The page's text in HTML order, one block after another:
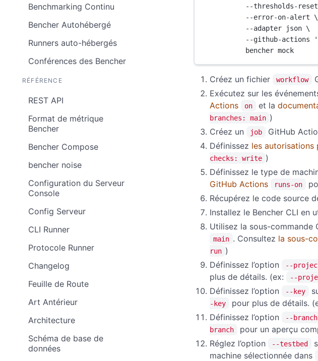
Benchmarking Continu
Bencher Autohébergé
Runners auto-hébergés
Conférences des Bencher
RÉFÉRENCE
REST API
Format de métrique
Bencher
Bencher Compose
bencher noise
Configuration du Serveur
Console
Config Serveur
CLI Runner
Protocole Runner
Changelog
Feuille de Route
Art Antérieur
Architecture
Schéma de base de
données
--thresholds-
--error-on-alert \
--adapter json \
--github-actions
bencher mock
Créez un fichier workflow
Exécutez sur les
Actions
on et la
branches: main )
Créez un
job GitHub
Définissez les autorisations
checks: write )
Définissez le type de
GitHub Actions
runs-on
Récupérez le code source
Installez le Bencher CLI en
Utilisez la sous-commande
main . Consultez la sous-
run )
Définissez l’option
--
plus de détails. (ex:
--
Définissez l’option
--key
-key
pour plus de détails.
Définissez l’option
--branch
branch
pour un aperçu
Réglez l’option
--testbed
machine sélectionnée dans